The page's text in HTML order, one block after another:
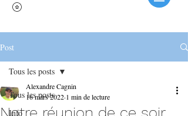
Post
Tous les posts
Info
Tous les posts
Notre réunion de ce soir
Alexandre Cagnin
16 mars 2022 1 min de lecture